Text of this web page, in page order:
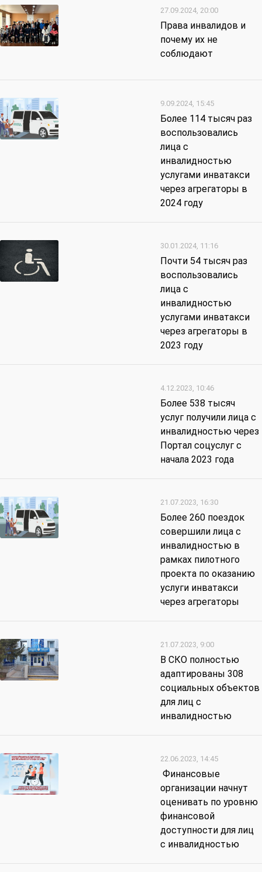
27.09.2024, 20:00
Права инвалидов и
почему их не
соблюдают
9.09.2024, 15:45
Более 114 тысяч раз
воспользовались
лица с
инвалидностью
услугами инватакси
через агрегаторы в
2024 году
30.01.2024, 11:16
Почти 54 тысяч раз
воспользовались
лица с
инвалидностью
услугами инватакси
через агрегаторы в
2023 году
4.12.2023, 10:46
Более 538 тысяч
услуг получили лица с
инвалидностью через
Портал соцуслуг с
начала 2023 года
21.07.2023, 16:30
Более 260 поездок
совершили лица с
инвалидностью в
рамках пилотного
проекта по оказанию
услуги инватакси
через агрегаторы
21.07.2023, 9:00
В СКО полностью
адаптированы 308
социальных объектов
для лиц с
инвалидностью
22.06.2023, 14:45
Финансовые
организации начнут
оценивать по уровню
финансовой
доступности для лиц
с инвалидностью